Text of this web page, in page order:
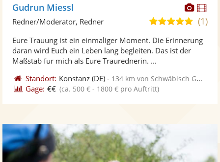
Fotos
Gudrun Miessl
5,0
5
(1)
Redner/Moderator, Redner
Eure Trauung ist ein einmaliger Moment. Die Erinnerung
daran wird Euch ein Leben lang begleiten. Das ist der
Maßstab für mich als Eure Traurednerin. ...
Standort: Konstanz (DE) - 134 km von Schwäbisch Gmünd
Gage: €€ (ca. 500 € - 1800 € pro Auftritt)